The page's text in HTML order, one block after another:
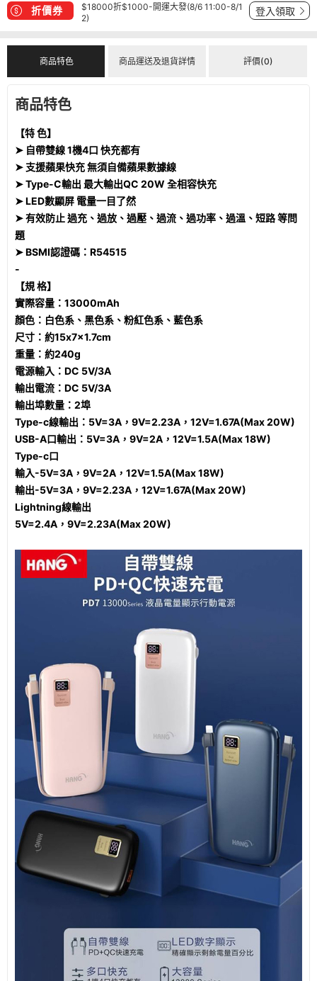
折價券
$18000折$1000-開運大發(8/6 11:00-8/1
2)
登入領取
商品特色 商品運送及退貨詳情 評價(0)
商品特色
【特 色】
➤ 自帶雙線 1機4口 快充都有
➤ 支援蘋果快充 無須自備蘋果數據線
➤ Type-C輸出 最大輸出QC 20W 全相容快充
➤ LED數顯屏 電量一目了然
➤ 有效防止 過充、過放、過壓、過流、過功率、過溫、短路 等問
題
➤ BSMI認證碼：R54515
-
【規 格】
實際容量：13000mAh
顏色：白色系、黑色系、粉紅色系、藍色系
尺寸：約15x7x1.7cm
重量：約240g
電源輸入：DC 5V/3A
輸出電流：DC 5V/3A
輸出埠數量：2埠
Type-c線輸出：5V=3A，9V=2.23A，12V=1.67A(Max 20W)
USB-A口輸出：5V=3A，9V=2A，12V=1.5A(Max 18W)
Type-c口
輸入-5V=3A，9V=2A，12V=1.5A(Max 18W)
輸出-5V=3A，9V=2.23A，12V=1.67A(Max 20W)
Lightning線輸出
5V=2.4A，9V=2.23A(Max 20W)